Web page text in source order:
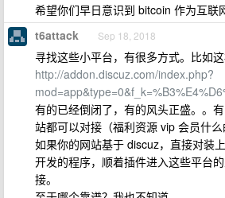
希望你们早日意识到 bitcoin 作为互联
t6attack Sep 18, 2018
寻找这些小平台，有很多方式。比如这
http://addon.discuz.com/index.php?
有的已经倒闭了，有的风头正盛。。
站都可以对接（福利资源 vip 会员什么
如果你的网站基于 discuz，直接对装
开发的程序，顺着插件进入这些平台
接。